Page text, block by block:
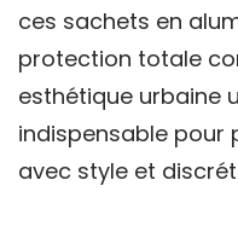
ces sachets en
protection totale
esthétique urbaine
indispensable pour
avec style et